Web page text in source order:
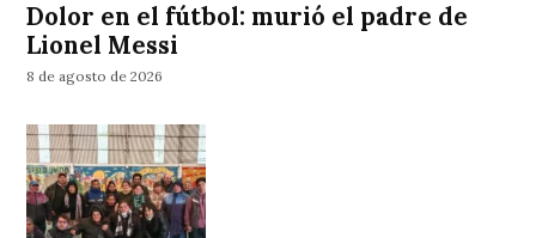
Dolor en el fútbol: murió el padre de
Lionel Messi
8 de agosto de 2026